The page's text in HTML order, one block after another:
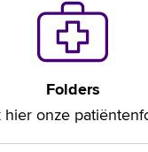
Folders
hier onze